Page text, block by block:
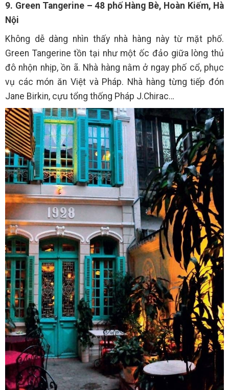
9. Green Tangerine – 48 phố Hàng Bè, Hoàn Kiếm, Hà
Nội
Không dễ dàng nhìn thấy nhà hàng này từ mặt phố.
Green Tangerine tồn tại như một ốc đảo giữa lòng thủ
đô nhộn nhịp, ồn ã. Nhà hàng nằm ở ngay phố cổ, phục
vụ các món ăn Việt và Pháp. Nhà hàng từng tiếp đón
Jane Birkin, cựu tổng thống Pháp J.Chirac…